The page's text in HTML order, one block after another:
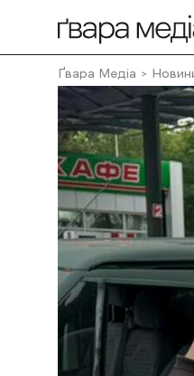
Ґвара Медіа